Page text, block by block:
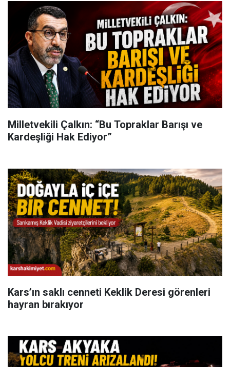
Milletvekili Çalkın: “Bu Topraklar Barışı ve
Kardeşliği Hak Ediyor”
Kars’ın saklı cenneti Keklik Deresi görenleri
hayran bırakıyor